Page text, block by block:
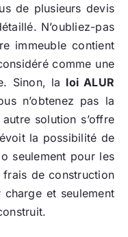
de plusieurs devis
N’oubliez-pas
immeuble contient
comme une
Sinon, la loi ALUR
n’obtenez pas la
solution s’offre
la possibilité de
seulement pour les
frais de construction
et seulement